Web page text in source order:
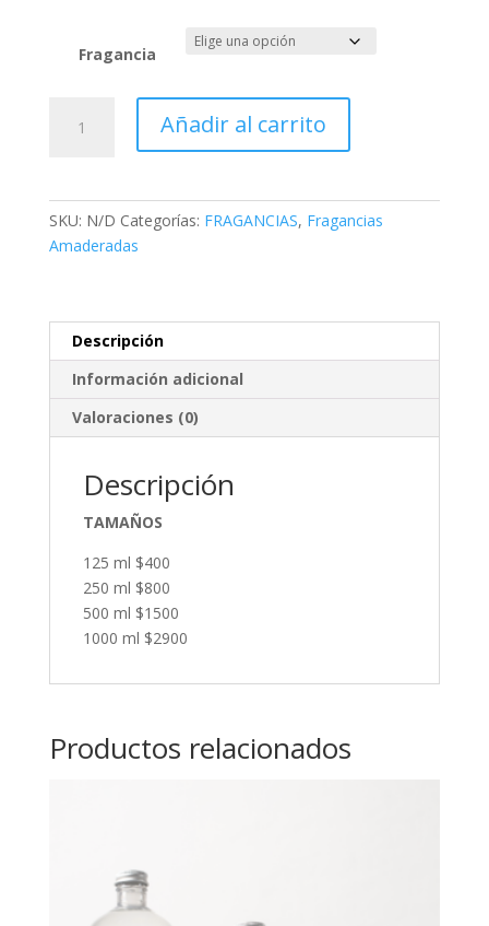
Fragancia
Amaderadas
Añadir al carrito
SKU: N/D Categorías: FRAGANCIAS, Fragancias
Amaderadas
Descripción
Información adicional
Valoraciones (0)
Descripción
TAMAÑOS
125 ml $400
250 ml $800
500 ml $1500
1000 ml $2900
Productos relacionados